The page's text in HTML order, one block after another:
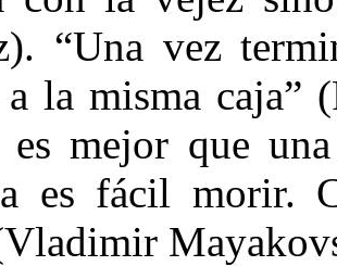
“Una vez
la misma caja”
es mejor que
es fácil morir.